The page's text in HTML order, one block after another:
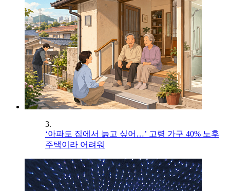
3.
‘아파도 집에서 늙고 싶어…’ 고령 가구 40% 노후
주택이라 어려워